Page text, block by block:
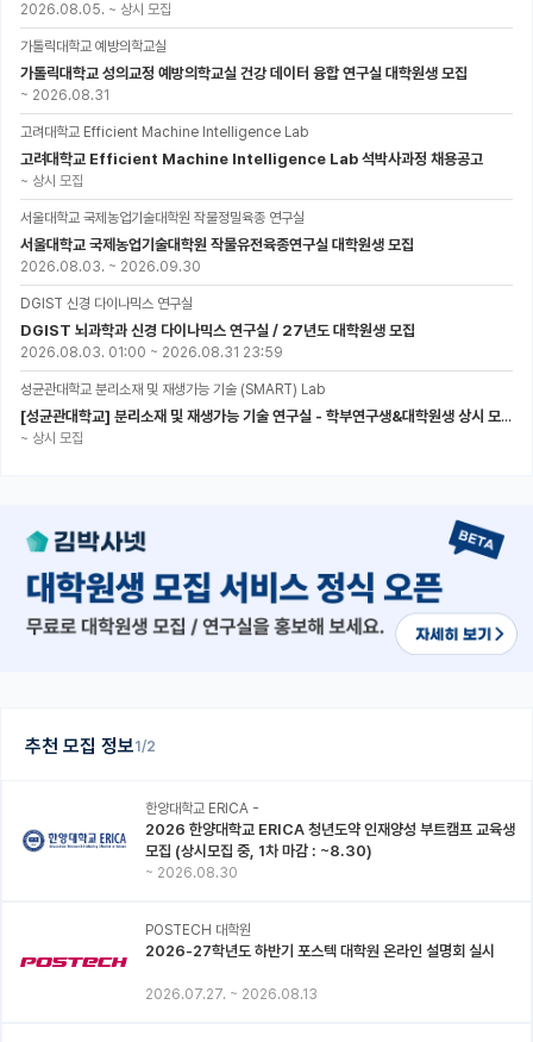
추천 모집 정보1/2
한양대학교 ERICA -
2026 한양대학교 ERICA 청년도약 인재양성 부트캠프 교육생
모집 (상시모집 중, 1차 마감 : ~8.30)
~ 2026.08.30
POSTECH 대학원
2026-27학년도 하반기 포스텍 대학원 온라인 설명회 실시
2026.07.27. ~ 2026.08.13
2026.08.05. ~ 상시 모집
가톨릭대학교 예방의학교실
가톨릭대학교 성의교정 예방의학교실 건강 데이터 융합 연구실 대학원생 모집
~ 2026.08.31
고려대학교 Efficient Machine Intelligence Lab
고려대학교 Efficient Machine Intelligence Lab 석박사과정 채용공고
~ 상시 모집
서울대학교 국제농업기술대학원 작물정밀육종 연구실
서울대학교 국제농업기술대학원 작물유전육종연구실 대학원생 모집
2026.08.03. ~ 2026.09.30
DGIST 신경 다이나믹스 연구실
DGIST 뇌과학과 신경 다이나믹스 연구실 / 27년도 대학원생 모집
2026.08.03. 01:00 ~ 2026.08.31 23:59
성균관대학교 분리소재 및 재생가능 기술 (SMART) Lab
[성균관대학교] 분리소재 및 재생가능 기술 연구실 - 학부연구생&대학원생 상시 모집 (미래에너지공학과)
~ 상시 모집